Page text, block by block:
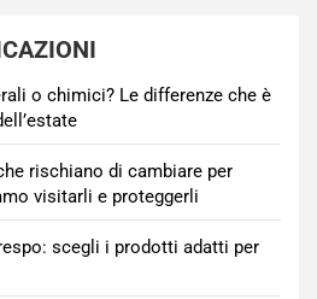
o chimici? Le differenze che è
rischiano di cambiare per
visitarli e proteggerli
scegli i prodotti adatti per